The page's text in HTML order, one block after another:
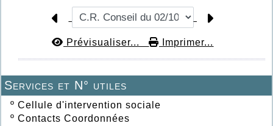
Services et N° utiles
º Cellule d'intervention sociale
º Contacts Coordonnées
Prévisualiser... Imprimer...